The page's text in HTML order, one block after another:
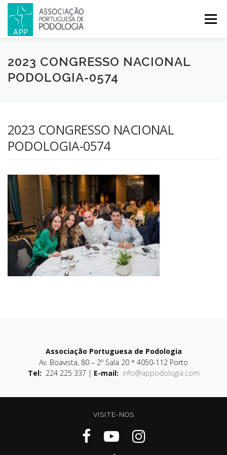
Menu
APP PODOLOGIA LICENCIATURA EM PODOLOGIA
CONGRESSOS REVISTA CONTACTOS
2023 CONGRESSO NACIONAL
PODOLOGIA-0574
2023 CONGRESSO NACIONAL
PODOLOGIA-0574
Associação Portuguesa de Podologia
Av. Boavista, 80 – 2º Sala 20 * 4050-112 Porto
Tel: 224 225 337 | E-mail: info@appodologia.com
VISITE-NOS